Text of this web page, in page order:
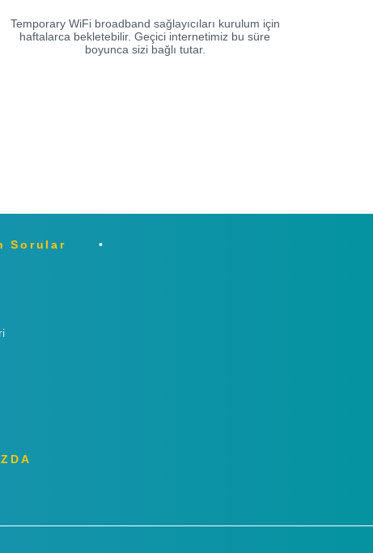
Temporary WiFi broadband sağlayıcıları kurulum için
haftalarca bekletebilir. Geçici internetimiz bu süre
boyunca sizi bağlı tutar.
Sorular